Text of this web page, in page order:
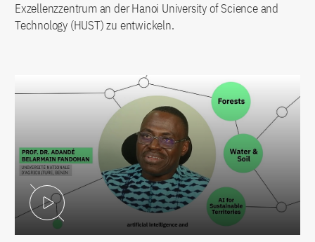
Exzellenzzentrum an der Hanoi University of Science and
Technology (HUST) zu entwickeln.
Video abspielen